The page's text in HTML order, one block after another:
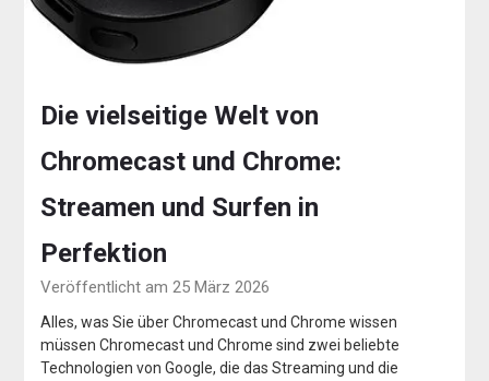
Die vielseitige Welt von
Chromecast und Chrome:
Streamen und Surfen in
Perfektion
Veröffentlicht am 25 März 2026
Alles, was Sie über Chromecast und Chrome wissen
müssen Chromecast und Chrome sind zwei beliebte
Technologien von Google, die das Streaming und die